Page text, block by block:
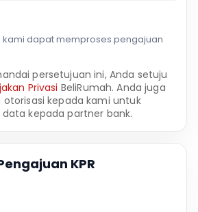
kami dapat memproses pengajuan
persetujuan ini, Anda setuju
Privasi BeliRumah. Anda juga
kepada kami untuk
kepada partner bank.
KPR